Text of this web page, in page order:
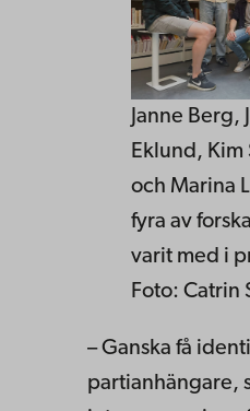
Janne Berg,
Eklund,
och Marina
fyra av
varit med i
Foto: Catrin
– Ganska få
partianhängare,